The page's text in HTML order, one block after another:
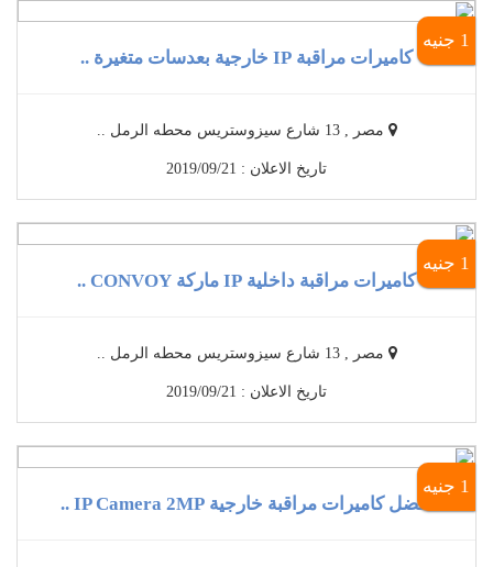
1 جنيه
كاميرات مراقبة IP خارجية بعدسات متغيرة ..
مصر , 13 شارع سيزوستريس محطه الرمل ..
تاريخ الاعلان : 2019/09/21
1 جنيه
كاميرات مراقبة داخلية IP ماركة CONVOY ..
مصر , 13 شارع سيزوستريس محطه الرمل ..
تاريخ الاعلان : 2019/09/21
1 جنيه
أفضل كاميرات مراقبة خارجية IP Camera 2MP ..